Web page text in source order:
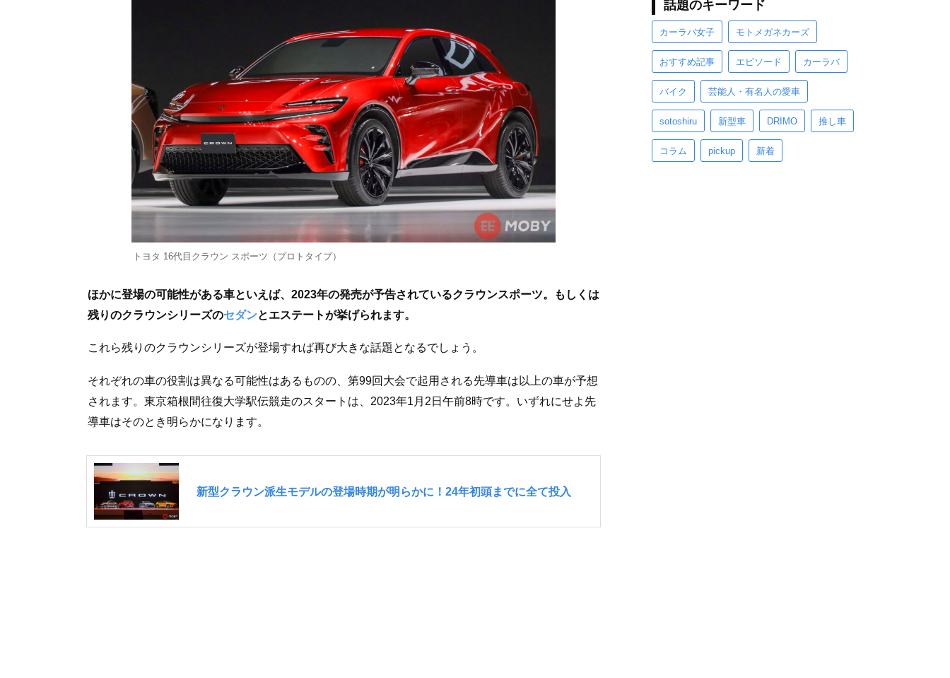
トヨタ 16代目クラウン スポーツ（プロトタイプ）
ほかに登場の可能性がある車といえば、2023年の発売が予告されているクラウンスポーツ。もしくは
残りのクラウンシリーズのセダンとエステートが挙げられます。
これら残りのクラウンシリーズが登場すれば再び大きな話題となるでしょう。
それぞれの車の役割は異なる可能性はあるものの、第99回大会で起用される先導車は以上の車が予想
されます。東京箱根間往復大学駅伝競走のスタートは、2023年1月2日午前8時です。いずれにせよ先
導車はそのとき明らかになります。
話題のキーワード
カーラバ女子 モトメガネカーズ
おすすめ記事 エピソード カーラバ
バイク 芸能人・有名人の愛車
sotoshiru 新型車 DRIMO 推し車
コラム pickup 新着